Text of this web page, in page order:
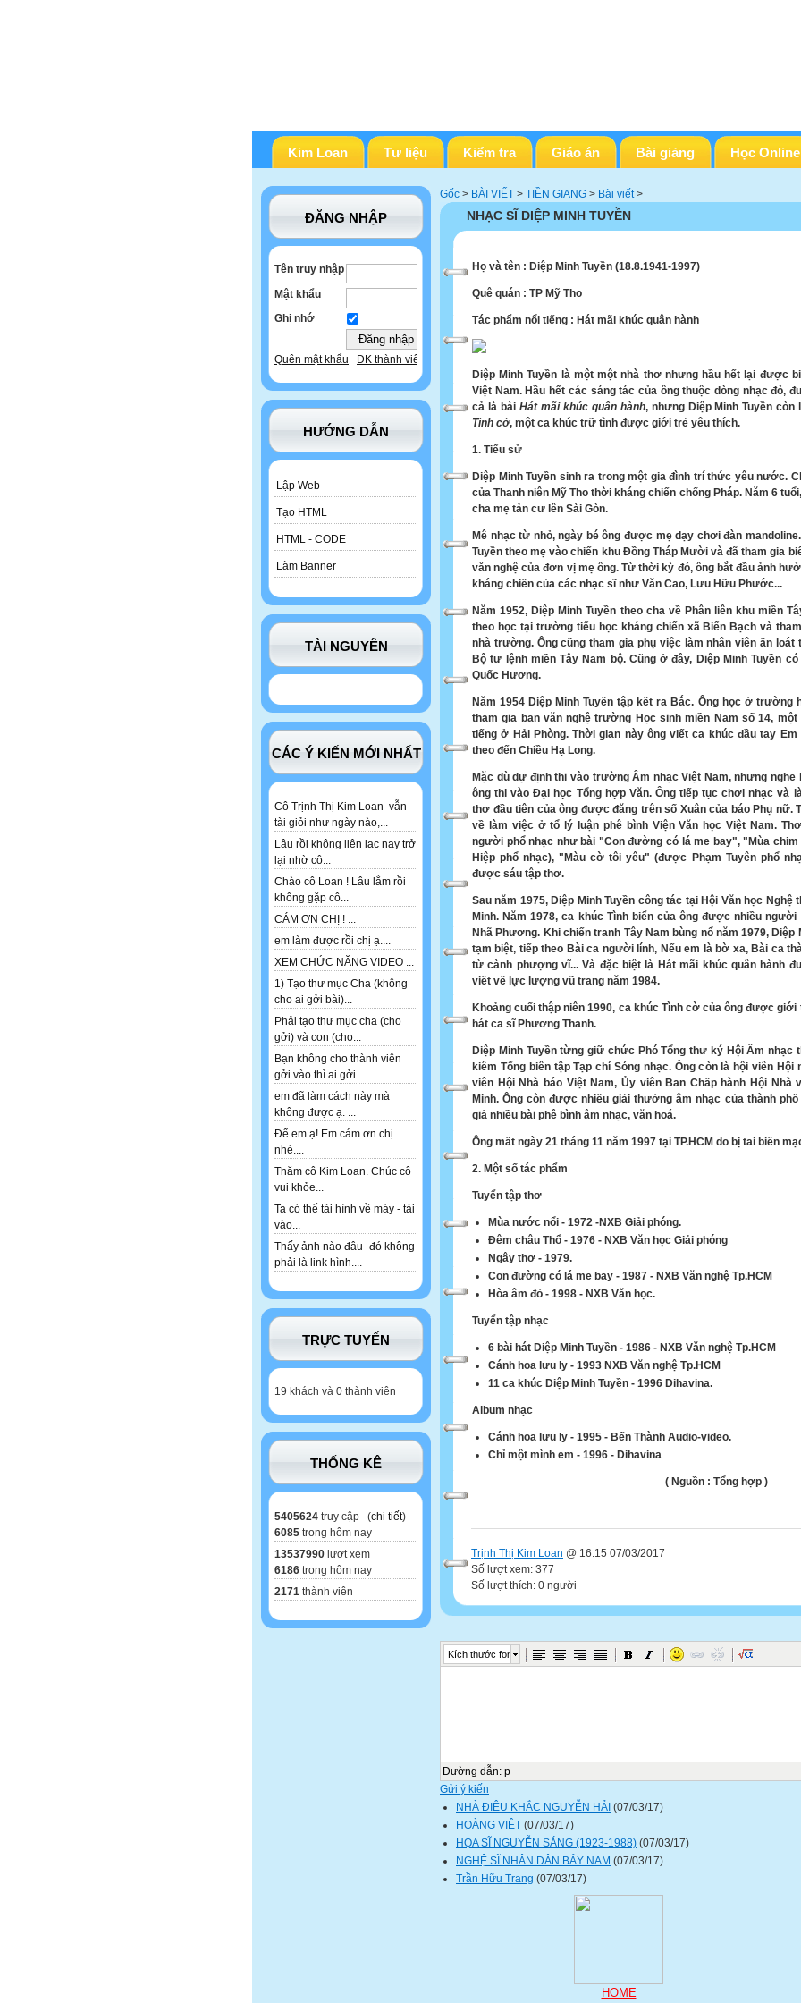
Kim Loan Tư liệu Kiểm tra Giáo án Bài giảng Học Online
ĐĂNG NHẬP
Tên truy nhập
Mật khẩu
Ghi nhớ
Quên mật khẩu ĐK thành viên
HƯỚNG DẪN
Lập Web
Tạo HTML
HTML - CODE
Làm Banner
TÀI NGUYÊN
CÁC Ý KIẾN MỚI NHẤT
Cô Trịnh Thị Kim Loan vẫn
tài giỏi như ngày nào,...
Lâu rồi không liên lạc nay trở
lại nhờ cô...
Chào cô Loan ! Lâu lắm rồi
không gặp cô...
CÁM ƠN CHỊ ! ...
em làm được rồi chị ạ....
XEM CHỨC NĂNG VIDEO ...
1) Tạo thư mục Cha (không
cho ai gởi bài)...
Phải tạo thư mục cha (cho
gởi) và con (cho...
Bạn không cho thành viên
gởi vào thì ai gởi...
em đã làm cách này mà
không được ạ. ...
Để em ạ! Em cám ơn chị
nhé....
Thăm cô Kim Loan. Chúc cô
vui khỏe...
Ta có thể tải hình về máy - tải
vào...
Thấy ảnh nào đâu- đó không
phải là link hình....
TRỰC TUYẾN
19 khách và 0 thành viên
THỐNG KÊ
5405624 truy cập (chi tiết)
6085 trong hôm nay
13537990 lượt xem
6186 trong hôm nay
2171 thành viên
Gốc > BÀI VIẾT > TIỀN GIANG > Bài viết>
NHẠC SĨ DIỆP MINH TUYỀN
Họ và tên : Diệp Minh Tuyền (18.8.1941-1997)
Quê quán : TP Mỹ Tho
Tác phẩm nổi tiếng : Hát mãi khúc quân hành
Diệp Minh Tuyền là một một nhà thơ nhưng hầu hết lại được
Việt Nam. Hầu hết các sáng tác của ông thuộc dòng nhạc đỏ,
cả là bài Hát mãi khúc quân hành, nhưng Diệp Minh Tuyền
Tình cờ, một ca khúc trữ tình được giới trẻ yêu thích.
1. Tiểu sử
Diệp Minh Tuyền sinh ra trong một gia đình trí thức yêu nước.
của Thanh niên Mỹ Tho thời kháng chiến chống Pháp. Năm 6
cha mẹ tản cư lên Sài Gòn.
Mê nhạc từ nhỏ, ngày bé ông được mẹ dạy chơi đàn
Tuyền theo mẹ vào chiến khu Đồng Tháp Mười và đã tham gia
văn nghệ của đơn vị mẹ ông. Từ thời kỳ đó, ông bắt đầu ảnh
kháng chiến của các nhạc sĩ như Văn Cao, Lưu Hữu Phước...
Năm 1952, Diệp Minh Tuyền theo cha về Phân liên khu miền
theo học tại trường tiểu học kháng chiến xã Biển Bạch và
nhà trường. Ông cũng tham gia phụ việc làm nhân viên ấn loát
Bộ tư lệnh miền Tây Nam bộ. Cũng ở đây, Diệp Minh Tuyền
Quốc Hương.
Năm 1954 Diệp Minh Tuyền tập kết ra Bắc. Ông học ở trường
tham gia ban văn nghệ trường Học sinh miền Nam số 14, một
tiếng ở Hải Phòng. Thời gian này ông viết ca khúc đầu tay
theo đến Chiều Hạ Long.
Mặc dù dự định thi vào trường Âm nhạc Việt Nam, nhưng nghe
ông thi vào Đại học Tổng hợp Văn. Ông tiếp tục chơi nhạc và
thơ đầu tiên của ông được đăng trên số Xuân của báo Phụ nữ.
về làm việc ở tổ lý luận phê bình Viện Văn học Việt Nam.
người phổ nhạc như bài "Con đường có lá me bay", "Mùa
Hiệp phổ nhạc), "Màu cờ tôi yêu" (được Phạm Tuyên phổ
được sáu tập thơ.
Sau năm 1975, Diệp Minh Tuyền công tác tại Hội Văn học Nghệ
Minh. Năm 1978, ca khúc Tình biển của ông được nhiều người
Nhã Phương. Khi chiến tranh Tây Nam bùng nổ năm 1979, Diệp
tạm biệt, tiếp theo Bài ca người lính, Nếu em là bờ xa, Bài ca
từ cành phượng vĩ... Và đặc biệt là Hát mãi khúc quân hành
viết về lực lượng vũ trang năm 1984.
Khoảng cuối thập niên 1990, ca khúc Tình cờ của ông được
hát ca sĩ Phương Thanh.
Diệp Minh Tuyền từng giữ chức Phó Tổng thư ký Hội Âm nhạc
kiêm Tổng biên tập Tạp chí Sóng nhạc. Ông còn là hội viên Hội
viên Hội Nhà báo Việt Nam, Ủy viên Ban Chấp hành Hội Nhà
Minh. Ông còn được nhiều giải thưởng âm nhạc của thành
giả nhiều bài phê bình âm nhạc, văn hoá.
Ông mất ngày 21 tháng 11 năm 1997 tại TP.HCM do bị tai biến
2. Một số tác phẩm
Tuyển tập thơ
Mùa nước nổi - 1972 -NXB Giải phóng.
Đêm châu Thổ - 1976 - NXB Văn học Giải phóng
Ngây thơ - 1979.
Con đường có lá me bay - 1987 - NXB Văn nghệ Tp.HCM
Hòa âm đỏ - 1998 - NXB Văn học.
Tuyển tập nhạc
6 bài hát Diệp Minh Tuyền - 1986 - NXB Văn nghệ Tp.HCM
Cánh hoa lưu ly - 1993 NXB Văn nghệ Tp.HCM
11 ca khúc Diệp Minh Tuyền - 1996 Dihavina.
Album nhạc
Cánh hoa lưu ly - 1995 - Bến Thành Audio-video.
Chỉ một mình em - 1996 - Dihavina
( Nguồn : Tổng hợp )
Trịnh Thị Kim Loan @ 16:15 07/03/2017
Số lượt xem: 377
Số lượt thích: 0 người
Kích thước font
Đường dẫn: p
Gửi ý kiến
NHÀ ĐIÊU KHẮC NGUYỄN HẢI (07/03/17)
HOÀNG VIỆT (07/03/17)
HỌA SĨ NGUYỄN SÁNG (1923-1988) (07/03/17)
NGHỆ SĨ NHÂN DÂN BẢY NAM (07/03/17)
Trần Hữu Trang (07/03/17)
HOME